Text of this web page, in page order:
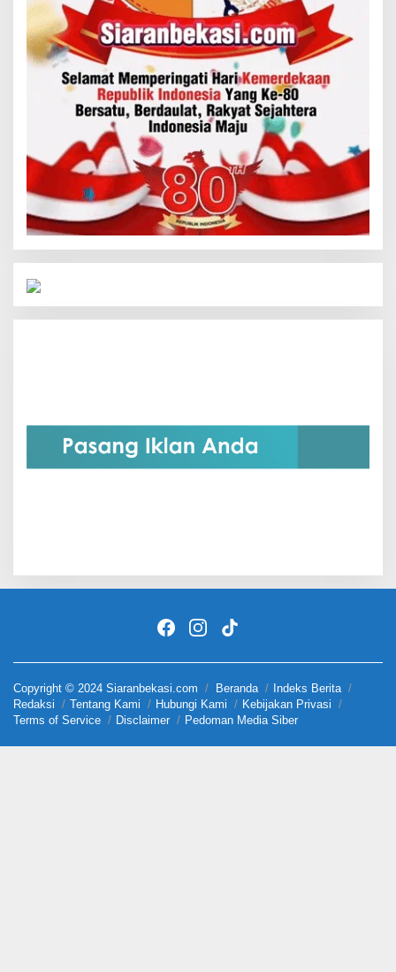
Copyright © 2024 Siaranbekasi.com Beranda
Indeks Berita
Redaksi
Tentang Kami Hubungi Kami
Kebijakan Privasi
Terms of Service
Disclaimer Pedoman Media Siber